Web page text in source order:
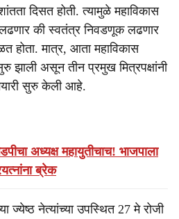
दिसत होती. त्यामुळे महाविकास
की स्वतंत्र निवडणूक लढणार
होता. मात्र, आता महाविकास
झाली असून तीन प्रमुख मित्रपक्षांनी
सुरु केली आहे.
अध्यक्ष महायुतीचाच! भाजपाला
ब्रेक
ज्येष्ठ नेत्यांच्या उपस्थित 27 मे रोजी